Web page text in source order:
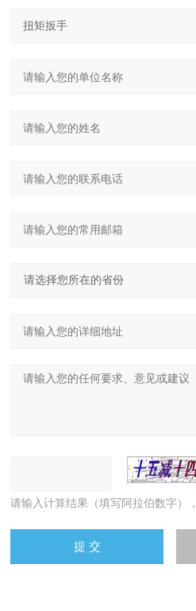
请输入计算结果（填写阿拉伯数字）